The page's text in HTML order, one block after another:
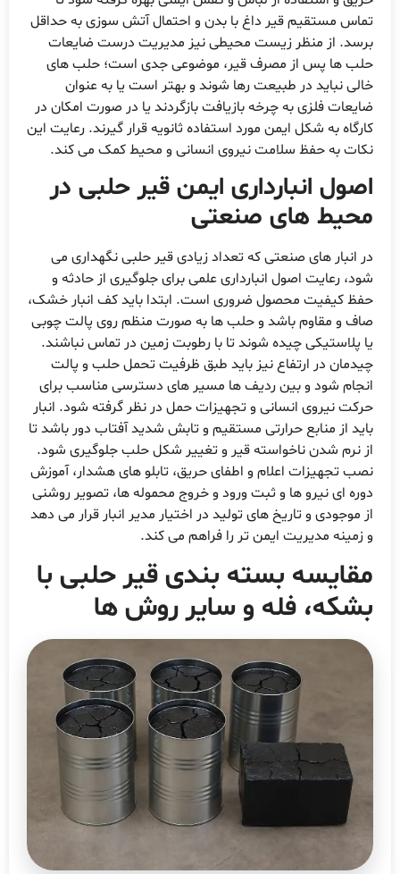
تماس مستقیم قیر داغ با بدن و احتمال آتش سوزی به حداقل
برسد. از منظر زیست محیطی نیز مدیریت درست ضایعات
حلب ها پس از مصرف قیر، موضوعی جدی است؛ حلب های
خالی نباید در طبیعت رها شوند و بهتر است یا به عنوان
ضایعات فلزی به چرخه بازیافت بازگردند یا در صورت امکان در
کارگاه به شکل ایمن مورد استفاده ثانویه قرار گیرند. رعایت این
نکات به حفظ سلامت نیروی انسانی و محیط کمک می کند.
اصول انبارداری ایمن قیر حلبی در
محیط های صنعتی
در انبار های صنعتی که تعداد زیادی قیر حلبی نگهداری می
شود، رعایت اصول انبارداری علمی برای جلوگیری از حادثه و
حفظ کیفیت محصول ضروری است. ابتدا باید کف انبار خشک،
صاف و مقاوم باشد و حلب ها به صورت منظم روی پالت چوبی
یا پلاستیکی چیده شوند تا با رطوبت زمین در تماس نباشند.
چیدمان در ارتفاع نیز باید طبق ظرفیت تحمل حلب و پالت
انجام شود و بین ردیف ها مسیر های دسترسی مناسب برای
حرکت نیروی انسانی و تجهیزات حمل در نظر گرفته شود. انبار
باید از منابع حرارتی مستقیم و تابش شدید آفتاب دور باشد تا
از نرم شدن ناخواسته قیر و تغییر شکل حلب جلوگیری شود.
نصب تجهیزات اعلام و اطفای حریق، تابلو های هشدار، آموزش
دوره ای نیرو ها و ثبت ورود و خروج محموله ها، تصویر روشنی
از موجودی و تاریخ های تولید در اختیار مدیر انبار قرار می دهد
و زمینه مدیریت ایمن تر را فراهم می کند.
مقایسه بسته بندی قیر حلبی با
بشکه، فله و سایر روش ها